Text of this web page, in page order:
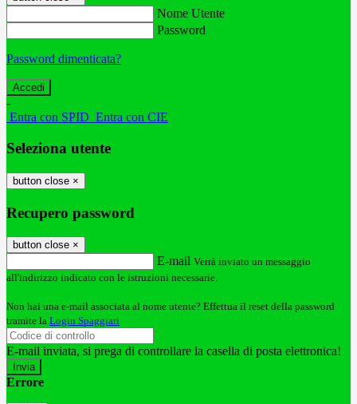
Nome Utente
Password
Password dimenticata?
-
Entra con SPID Entra con CIE
Seleziona utente
button close ×
Recupero password
button close ×
E-mail Verrà inviato un messaggio
all'indirizzo indicato con le istruzioni necessarie.
Non hai una e-mail associata al nome utente? Effettua il reset della password
tramite la Login Spaggiari
E-mail inviata, si prega di controllare la casella di posta elettronica!
Errore